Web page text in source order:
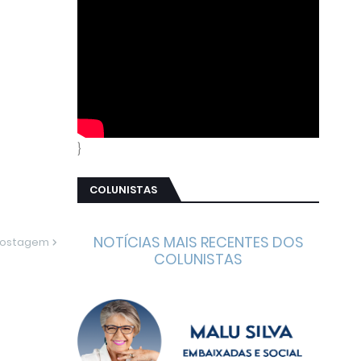
}
COLUNISTAS
NOTÍCIAS MAIS RECENTES DOS
COLUNISTAS